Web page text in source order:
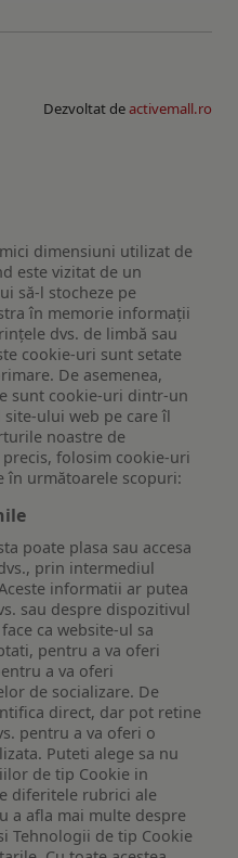
Dezvoltat deactivemall.ro
dimensiuni utilizat de
este vizitat de un
să-l stocheze pe
în memorie informații
dvs. de limbă sau
cookie-uri sunt setate
De asemenea,
sunt cookie-uri dintr-un
ului web pe care îl
noastre de
folosim cookie-uri
în următoarele scopuri:
poate plasa sau accesa
prin intermediul
informatii ar putea
sau despre dispozitivul
ca website-ul sa
pentru a va oferi
a va oferi
de socializare. De
direct, dar pot retine
pentru a va oferi o
Puteti alege sa nu
de tip Cookie in
diferitele rubrici ale
a afla mai multe despre
Tehnologii de tip Cookie